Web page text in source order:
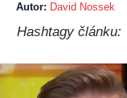
Autor: David Nossek
Hashtagy článku: